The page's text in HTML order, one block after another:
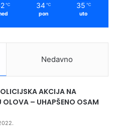
℃ 34 ℃
pon
35 ℃
uto
Nedavno
AKCIJA NA
OLOVA – UHAPŠENO OSAM